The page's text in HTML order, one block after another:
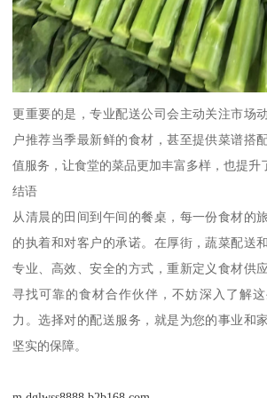
更重要的是，专业配送公司会主动关注市场
户推荐当季最新鲜的食材，甚至提供菜谱搭
值服务，让食堂的菜品更加丰富多样，也提升
结语
从清晨的田间到午间的餐桌，每一份食材的
的执着和对客户的承诺。在厚街，蔬菜配送
专业、高效、安全的方式，重新定义食材供
寻找可靠的食材合作伙伴，不妨深入了解
力。选择对的配送服务，就是为您的事业和
坚实的保障。